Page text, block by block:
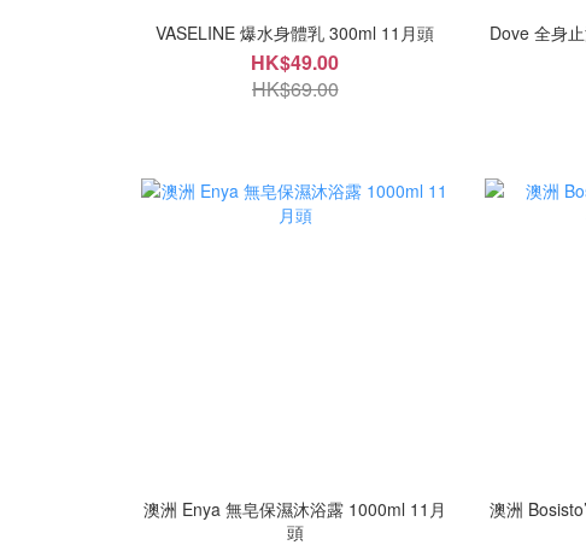
VASELINE 爆水身體乳 300ml 11月頭
HK$49.00
HK$69.00
Dove 全身
澳洲 Enya 無皂保濕沐浴露 1000ml 11月
頭
澳洲